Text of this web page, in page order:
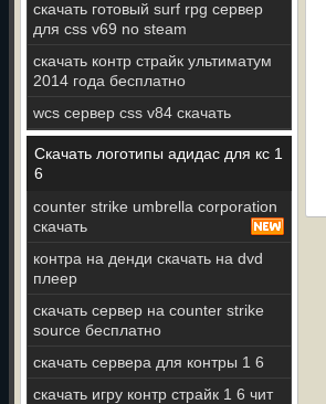
скачать готовый surf rpg сервер
для css v69 no steam
скачать контр страйк ультиматум
2014 года бесплатно
wcs сервер css v84 скачать
Скачать логотипы адидас для кс 1
6
counter strike umbrella corporation
скачать
контра на денди скачать на dvd
плеер
скачать сервер на counter strike
source бесплатно
скачать сервера для контры 1 6
скачать игру контр страйк 1 6 чит